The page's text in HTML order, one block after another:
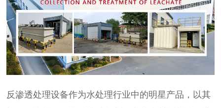
反渗透处理设备作为水处理行业中的明星产品，以其